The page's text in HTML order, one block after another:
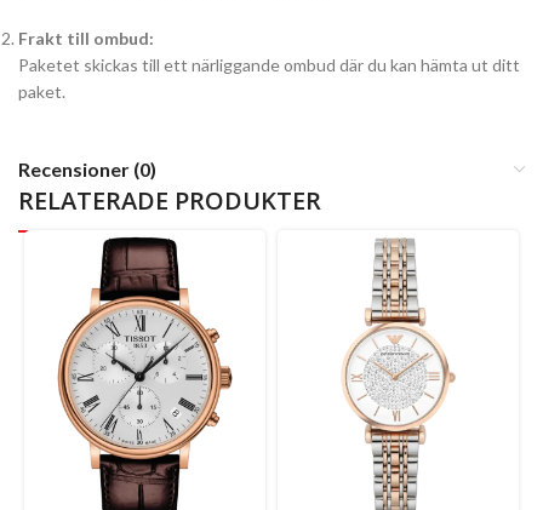
Frakt till ombud:
Paketet skickas till ett närliggande ombud där du kan hämta ut ditt
paket.
Recensioner (0)
RELATERADE PRODUKTER